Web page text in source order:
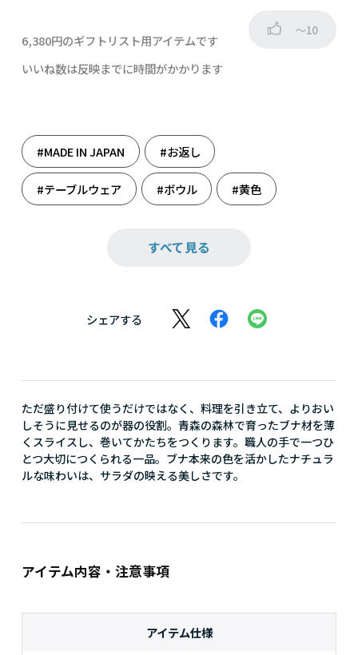
6,380円のギフトリスト用アイテムです
～10
いいね数は反映までに時間がかかります
#MADE IN JAPAN #お返し
#テーブルウェア #ボウル #黄色
すべて見る
シェアする
ただ盛り付けて使うだけではなく、料理を引き立て、よりおい
しそうに見せるのが器の役割。青森の森林で育ったブナ材を薄
くスライスし、巻いてかたちをつくります。職人の手で一つひ
とつ大切につくられる一品。ブナ本来の色を活かしたナチュラ
ルな味わいは、サラダの映える美しさです。
アイテム内容・注意事項
アイテム仕様